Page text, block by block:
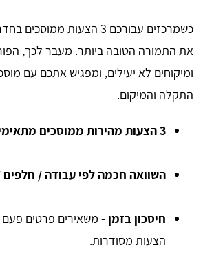
כשמרכזים עבורכם 3 הצעות
את התמורה הטובה ביותר. מעבר לכך,
ומיקוחים לא יעילים, ומפגיש אתכם עם
התקלה והמיקום.
3 הצעות מהירות ממוסכים מתאימים בחדרה והסביבה.
השוואה חכמה לפי עבודה / חלפים
חיסכון בזמן - משאירים פרטים
הצעות מסודרות.